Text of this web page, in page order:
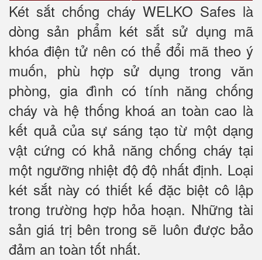
Két sắt chống cháy WELKO Safes là
dòng sản phẩm két sắt sử dụng mã
khóa điện tử nên có thể đổi mã theo ý
muốn, phù hợp sử dụng trong văn
phòng, gia đình có tính năng chống
cháy và hệ thống khoá an toàn cao là
kết quả của sự sáng tạo từ một dạng
vật cứng có khả năng chống cháy tại
một ngưỡng nhiệt độ độ nhất định. Loại
két sắt này có thiết kế đặc biệt cô lập
trong trường hợp hỏa hoạn. Những tài
sản giá trị bên trong sẽ luôn được bảo
đảm an toàn tốt nhất.